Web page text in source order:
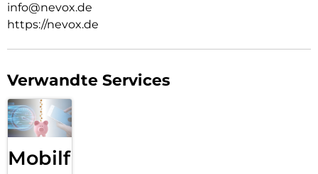
info@nevox.de
https://nevox.de
Verwandte Services
Mobilfunk